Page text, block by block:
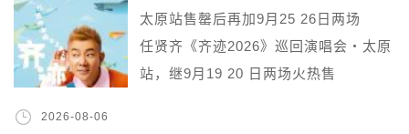
太原站售罄后再加9月25 26日两场
任贤齐《齐迹2026》巡回演唱会・太原
站，继9月19 20 日两场火热售
2026-08-06